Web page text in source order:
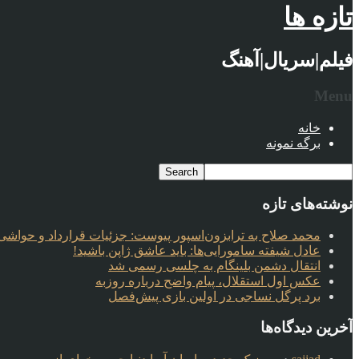
تازه ها
فیلم|سریال|آهنگ
Menu
خانه
برگه نمونه
نوشته‌های تازه
محمد صلاح به ترابزون‌اسپور پیوست: جزئیات قرارداد و حواشی
عادل شیفته سامورایی‌ها: باید عاشق ژاپن باشید!
انتقال دشمن بلینگام به چلسی رسمی شد
عکس اول استقلال، پیام واضح درباره روزبه
برد پرگل نساجی در اولین بازی پیش‌فصل
آخرین دیدگاه‌ها